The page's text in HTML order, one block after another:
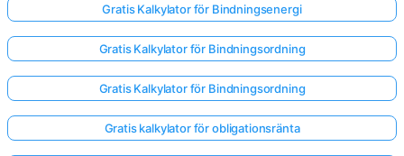
Gratis Kalkylator för Bindningsenergi
Gratis Kalkylator för Bindningsordning
Gratis Kalkylator för Bindningsordning
Gratis kalkylator för obligationsränta